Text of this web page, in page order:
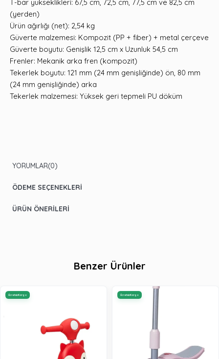
T-bar yükseklikleri: 67,5 cm, 72,5 cm, 77,5 cm ve 82,5 cm
(yerden)
Ürün ağırlığı (net): 2,54 kg
Güverte malzemesi: Kompozit (PP + fiber) + metal çerçeve
Güverte boyutu: Genişlik 12,5 cm x Uzunluk 54,5 cm
Frenler: Mekanik arka fren (kompozit)
Tekerlek boyutu: 121 mm (24 mm genişliğinde) ön, 80 mm
(24 mm genişliğinde) arka
Tekerlek malzemesi: Yüksek geri tepmeli PU döküm
YORUMLAR(0)
ÖDEME SEÇENEKLERI
ÜRÜN ÖNERILERI
Benzer Ürünler
Ücretsiz Kargo Ücretsiz Kargo